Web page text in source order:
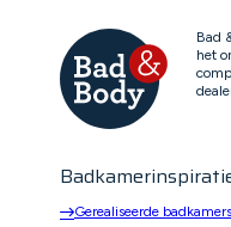
Bad
het
Gerealiseerde badkamers